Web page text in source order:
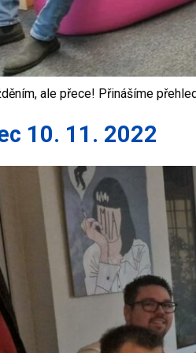
ale přece! Přinášíme
10. 11. 2022